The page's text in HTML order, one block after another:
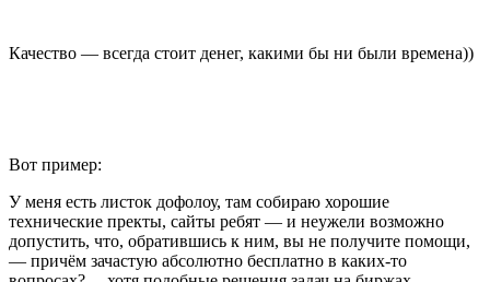
Качество — всегда стоит денег, какими бы ни были времена))
Вот пример:
У меня есть листок дофолоу, там собираю хорошие
технические пректы, сайты ребят — и неужели возможно
допустить, что, обратившись к ним, вы не получите помощи,
— причём зачастую абсолютно бесплатно в каких-то